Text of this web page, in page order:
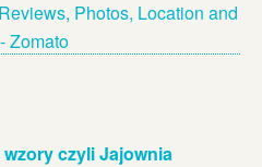
czyli Jajownia